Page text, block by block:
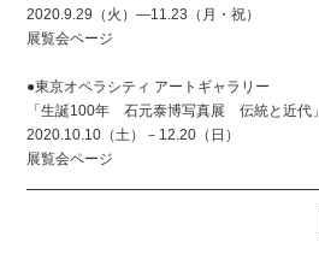
2020.9.29（火）—11.23（月・祝）
展覧会ページ
●東京オペラシティ アートギャラリー
「生誕100年 石元泰博写真展 伝統と近代」
2020.10.10（土）－12.20（日）
展覧会ページ